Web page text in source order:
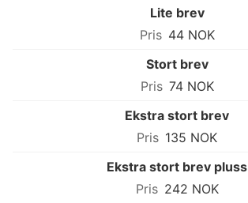
Lite brev
44 NOK
Stort brev
74 NOK
Ekstra stort brev
135 NOK
Ekstra stort brev pluss
242 NOK